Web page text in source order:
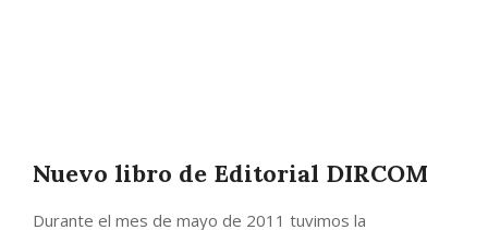
Nuevo libro de Editorial DIRCOM
Durante el mes de mayo de 2011 tuvimos la